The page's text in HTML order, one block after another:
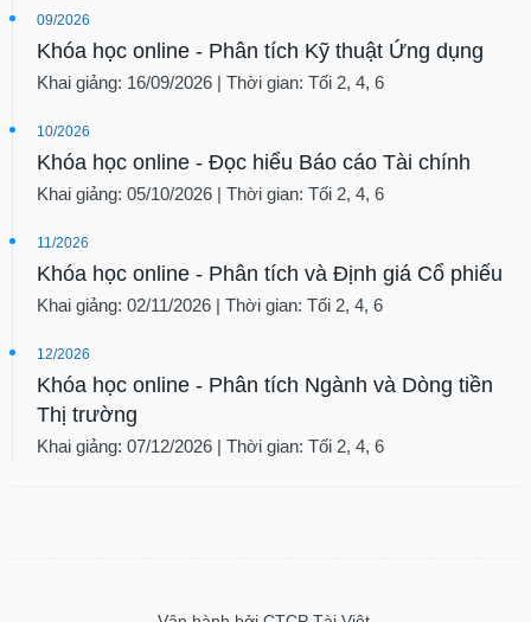
09/2026
Khóa học online - Phân tích Kỹ thuật Ứng dụng
Khai giảng: 16/09/2026 | Thời gian: Tối 2, 4, 6
10/2026
Khóa học online - Đọc hiểu Báo cáo Tài chính
Khai giảng: 05/10/2026 | Thời gian: Tối 2, 4, 6
11/2026
Khóa học online - Phân tích và Định giá Cổ phiếu
Khai giảng: 02/11/2026 | Thời gian: Tối 2, 4, 6
12/2026
Khóa học online - Phân tích Ngành và Dòng tiền
Thị trường
Khai giảng: 07/12/2026 | Thời gian: Tối 2, 4, 6